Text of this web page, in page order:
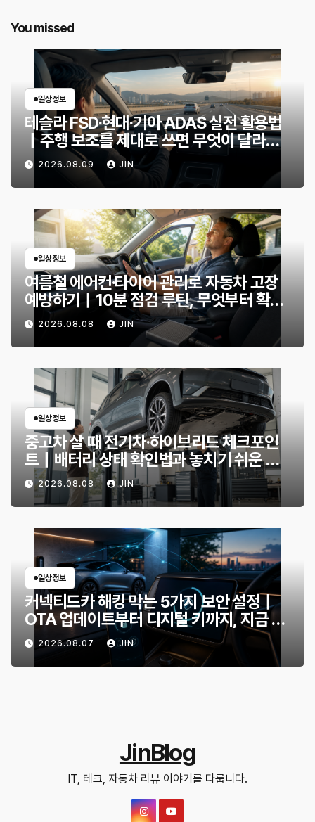
You missed
일상정보
테슬라 FSD·현대·기아 ADAS 실전 활용법
｜주행 보조를 제대로 쓰면 무엇이 달라질
까?2026.08.09 JIN
일상정보
여름철 에어컨·타이어 관리로 자동차 고장
예방하기｜10분 점검 루틴, 무엇부터 확인
할까?
2026.08.08 JIN
일상정보
중고차 살 때 전기차·하이브리드 체크포인
트｜배터리 상태 확인법과 놓치기 쉬운 위
험 신호
2026.08.08 JIN
일상정보
커넥티드카 해킹 막는 5가지 보안 설정｜
OTA 업데이트부터 디지털 키까지, 지금 확
인할 것은?
2026.08.07 JIN
JinBlog
IT, 테크, 자동차 리뷰 이야기를 다룹니다.